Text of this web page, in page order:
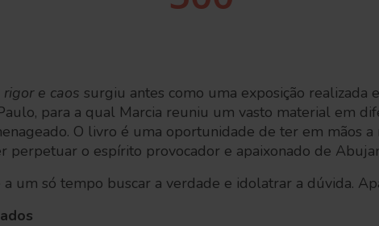
e caos surgiu antes como uma exposição realizada
para a qual Marcia reuniu um vasto material em
O livro é uma oportunidade de ter em mãos a
perpetuar o espírito provocador e apaixonado de
a um só tempo buscar a verdade e idolatrar a dúvida.